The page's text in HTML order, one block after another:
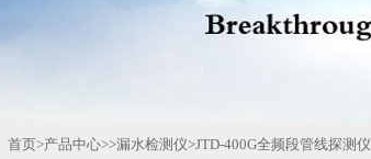
首页>产品中心>>漏水检测仪>JTD-400G全频段管线探测仪